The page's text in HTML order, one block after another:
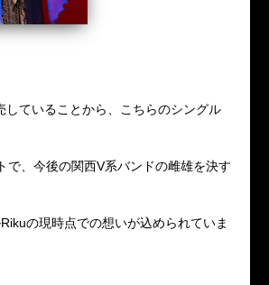
ていることから、こちらのシングル
、今後の関西V系バンドの雌雄を決す
の現時点での想いが込められていま